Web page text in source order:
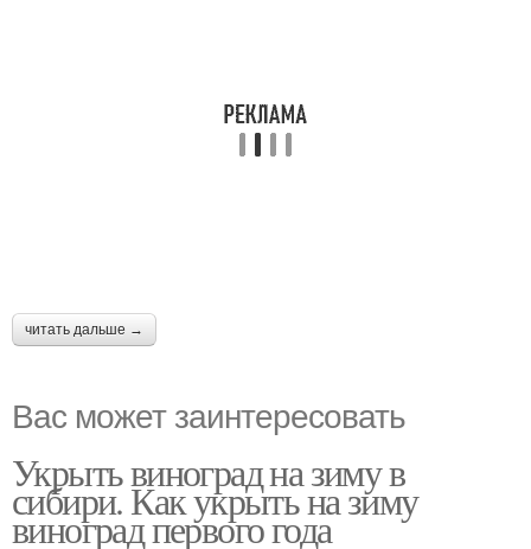
читать дальше →
Вас может заинтересовать
Укрыть виноград на зиму в
сибири. Как укрыть на зиму
виноград первого года